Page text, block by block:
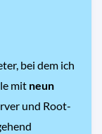
bei dem ich
mit neun
und Root-